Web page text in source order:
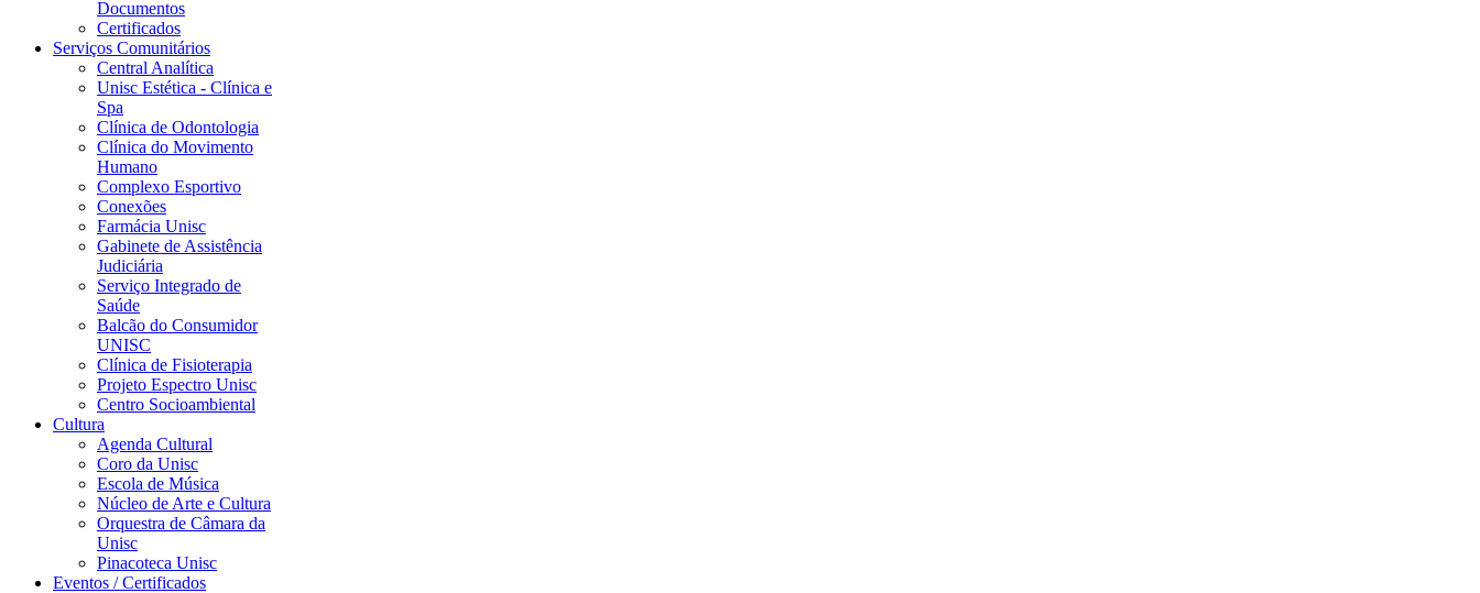
Documentos
Certificados
Serviços Comunitários
Central Analítica
Unisc Estética - Clínica e
Spa
Clínica de Odontologia
Clínica do Movimento
Humano
Complexo Esportivo
Conexões
Farmácia Unisc
Gabinete de Assistência
Judiciária
Serviço Integrado de
Saúde
Balcão do Consumidor
UNISC
Clínica de Fisioterapia
Projeto Espectro Unisc
Centro Socioambiental
Cultura
Agenda Cultural
Coro da Unisc
Escola de Música
Núcleo de Arte e Cultura
Orquestra de Câmara da
Unisc
Pinacoteca Unisc
Eventos / Certificados